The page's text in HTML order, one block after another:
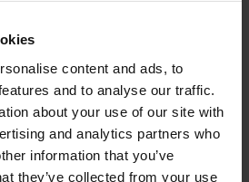
content and ads, to
and to analyse our traffic.
about your use of our site with
and analytics partners who
information that you’ve
they’ve collected from your use
op een wol-programma. Dit
pilling.
liggend op een handdoek.
op pilling en scheer het
met een kledingtondeuse.
Sneaker snake
€ 69,99